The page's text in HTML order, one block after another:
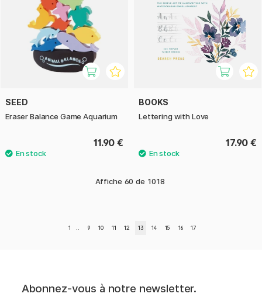
SEED
Eraser Balance Game Aquarium
11.90 €
BOOKS
Lettering with Love
17.90 €
Affiche 60 de 1018
1 9 10 11 12 13 14 15 16 17
Abonnez-vous à notre newsletter.